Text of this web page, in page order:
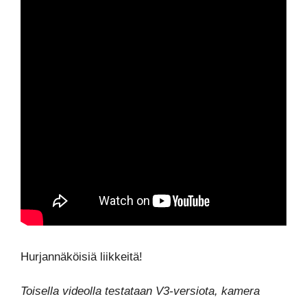
Hurjannäköisiä liikkeitä!
Toisella videolla testataan V3-versiota, kamera